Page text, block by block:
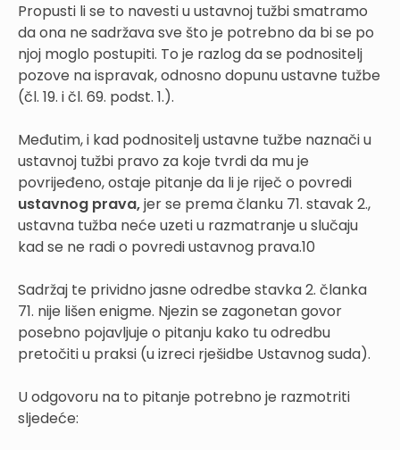
Propusti li se to navesti u ustavnoj tužbi smatramo
da ona ne sadržava sve što je potrebno da bi se po
njoj moglo postupiti. To je razlog da se podnositelj
pozove na ispravak, odnosno dopunu ustavne tužbe
(čl. 19. i čl. 69. podst. 1.).
Međutim, i kad podnositelj ustavne tužbe naznači u
ustavnoj tužbi pravo za koje tvrdi da mu je
povrijeđeno, ostaje pitanje da li je riječ o povredi
ustavnog prava,jer se prema članku 71. stavak 2.,
ustavna tužba neće uzeti u razmatranje u slučaju
kad se ne radi o povredi ustavnog prava.10
Sadržaj te prividno jasne odredbe stavka 2. članka
71. nije lišen enigme. Njezin se zagonetan govor
posebno pojavljuje o pitanju kako tu odredbu
pretočiti u praksi (u izreci rješidbe Ustavnog suda).
U odgovoru na to pitanje potrebno je razmotriti
sljedeće: